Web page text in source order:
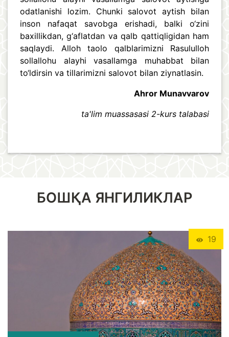
odatlanishi lozim. Chunki salovot aytish bilan
inson nafaqat savobga erishadi, balki o‘zini
baxillikdan, g‘aflatdan va qalb qattiqligidan ham
saqlaydi. Alloh taolo qalblarimizni Rasululloh
sollallohu alayhi vasallamga muhabbat bilan
to‘ldirsin va tillarimizni salovot bilan ziynatlasin.
Ahror Munavvarov
ta'lim muassasasi 2-kurs talabasi
БОШҚА ЯНГИЛИКЛАР
19